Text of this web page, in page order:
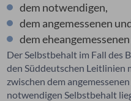
dem notwendigen,
dem angemessenen
dem
Der Selbstbehalt im Fall des
den Süddeutschen Leitlinien
zwischen dem
notwendigen Selbstbehalt